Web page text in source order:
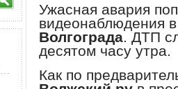
Ужасная авария
видеонаблюдения
Волгограда. ДТП
десятом часу утра.
Как по